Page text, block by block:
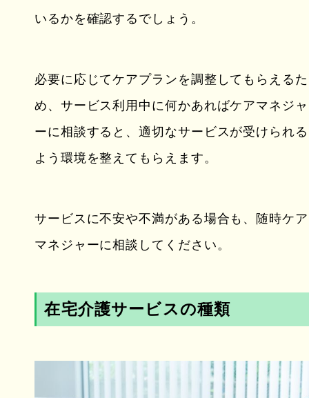
いるかを確認するでしょう。
必要に応じてケアプランを調整してもらえるた
め、サービス利用中に何かあればケアマネジャ
ーに相談すると、適切なサービスが受けられる
よう環境を整えてもらえます。
サービスに不安や不満がある場合も、随時ケア
マネジャーに相談してください。
在宅介護サービスの種類